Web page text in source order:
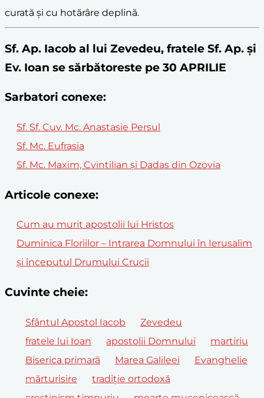
curată și cu hotărâre deplină.
Sf. Ap. Iacob al lui Zevedeu, fratele Sf. Ap. și
Ev. Ioan se sărbătoreste pe 30 APRILIE
Sarbatori conexe:
Sf. Sf. Cuv. Mc. Anastasie Persul
Sf. Mc. Eufrasia
Sf. Mc. Maxim, Cvintilian și Dadas din Ozovia
Articole conexe:
Cum au murit apostolii lui Hristos
Duminica Floriilor – Intrarea Domnului în Ierusalim
și începutul Drumului Crucii
Cuvinte cheie:
Sfântul Apostol Iacob
Zevedeu
fratele lui Ioan
apostolii Domnului
martiriu
Biserica primară
Marea Galileei
Evanghelie
mărturisire
tradiție ortodoxă